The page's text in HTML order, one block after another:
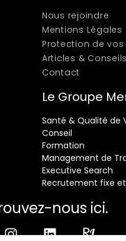
Nous rejoindre
Mentions Légales
Protection de
Articles & Conseils
Contact
Le Groupe
Santé & Qualité de
Conseil
Formation
Management de
Executive Search
Recrutement fixe
nous ici.